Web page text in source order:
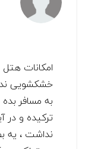
امکانات
خشکشویی
به مسافر
ترکیده و
نداشت ، یه